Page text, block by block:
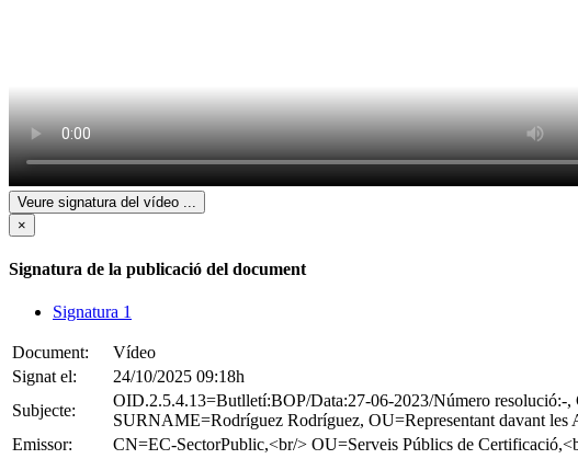
Veure signatura del vídeo
×
Signatura de la publicació del document
Signatura 1
Document:
Vídeo
Signat el:
24/10/2025 09:18h
Subjecte:
OID.2.5.4.13=Butlletí:BOP/Data:27-06-2023/Número
SURNAME=Rodríguez Rodríguez, OU=Representant davant
Emissor:
CN=EC-SectorPublic,<br/> OU=Serveis Públics de